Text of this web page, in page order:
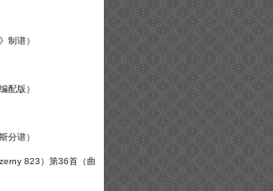
制谱）
配版）
分谱）
823）第36首（曲